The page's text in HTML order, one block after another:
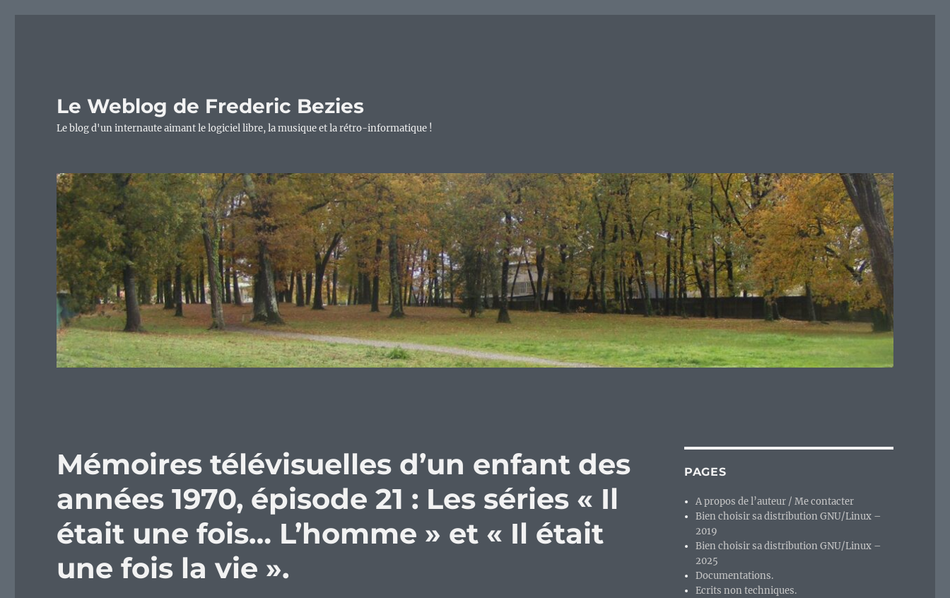
Le Weblog de Frederic Bezies
Le blog d'un internaute aimant le logiciel libre, la musique et la rétro-informatique !
Mémoires télévisuelles d’un enfant des
années 1970, épisode 21 : Les séries « Il
était une fois… L’homme » et « Il était
une fois la vie ».
PAGES
A propos de l’auteur / Me contacter
Bien choisir sa distribution GNU/Linux –
2019
Bien choisir sa distribution GNU/Linux –
2025
Documentations.
Ecrits non techniques.